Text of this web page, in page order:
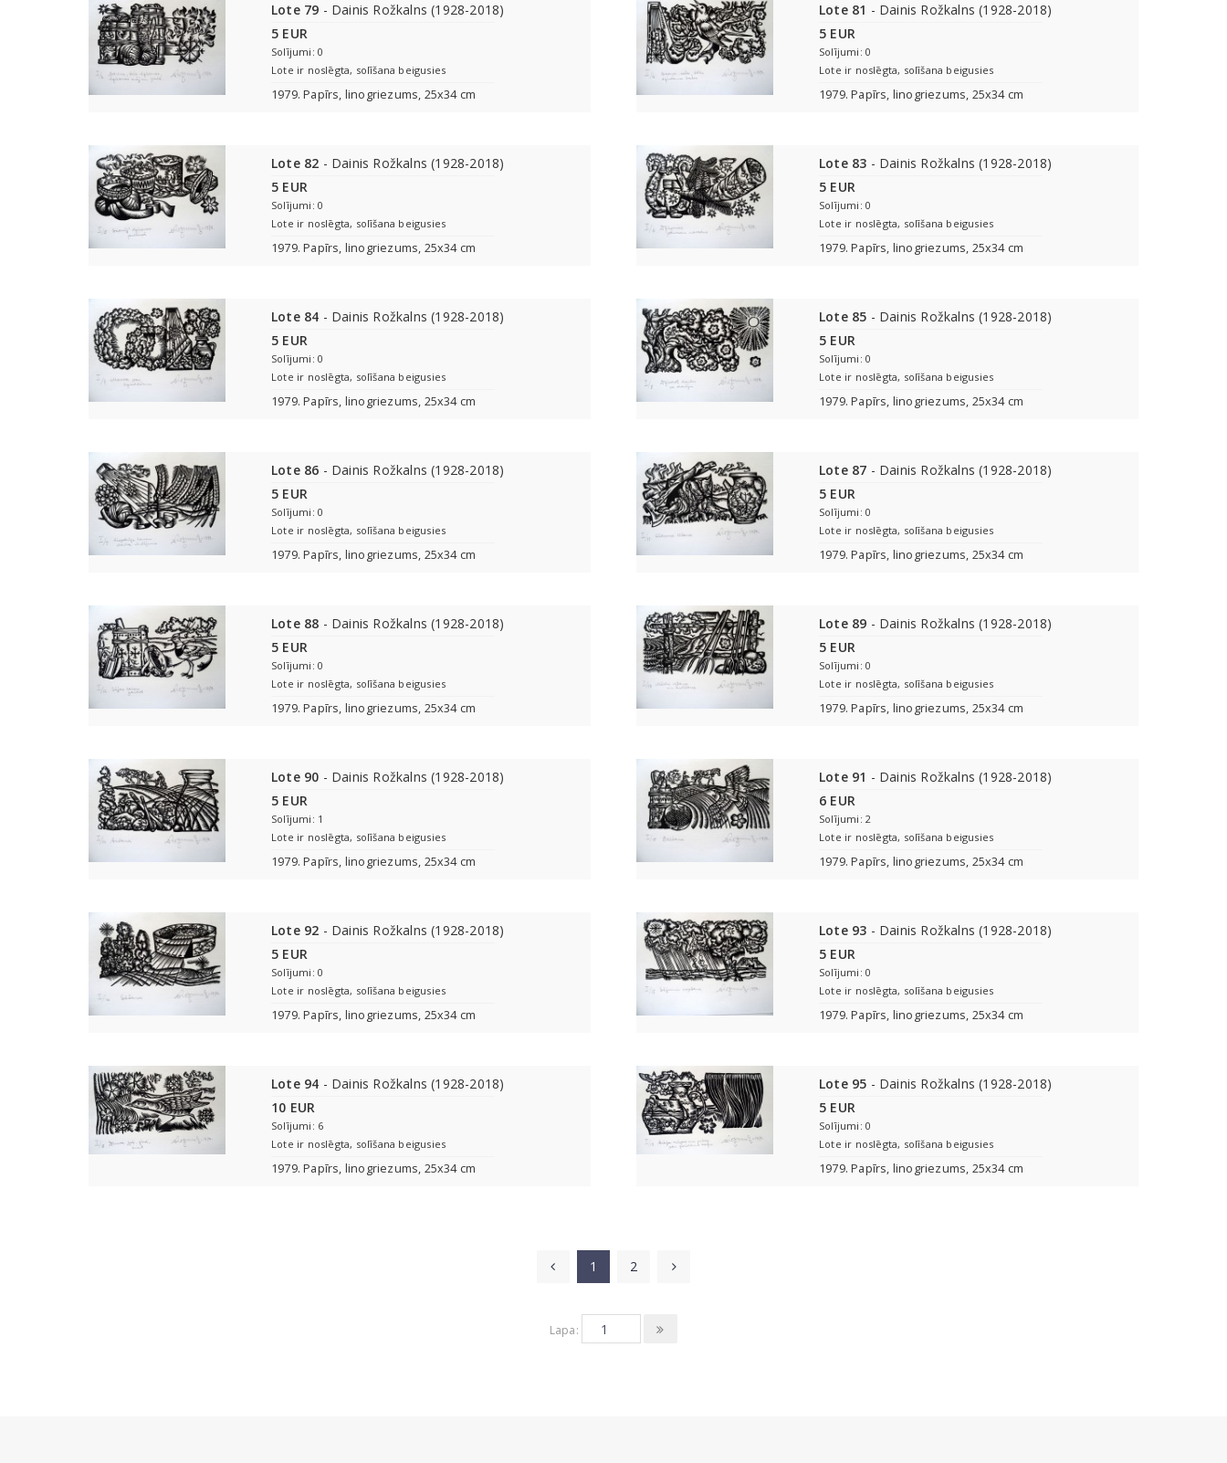
Lote 79 - Dainis Rožkalns (1928-2018)
5 EUR
Solījumi: 0
Lote ir noslēgta, solīšana beigusies
1979. Papīrs, linogriezums, 25x34 cm
Lote 81 - Dainis Rožkalns (1928-2018)
5 EUR
Solījumi: 0
Lote ir noslēgta, solīšana beigusies
1979. Papīrs, linogriezums, 25x34 cm
Lote 82 - Dainis Rožkalns (1928-2018)
5 EUR
Solījumi: 0
Lote ir noslēgta, solīšana beigusies
1979. Papīrs, linogriezums, 25x34 cm
Lote 83 - Dainis Rožkalns (1928-2018)
5 EUR
Solījumi: 0
Lote ir noslēgta, solīšana beigusies
1979. Papīrs, linogriezums, 25x34 cm
Lote 84 - Dainis Rožkalns (1928-2018)
5 EUR
Solījumi: 0
Lote ir noslēgta, solīšana beigusies
1979. Papīrs, linogriezums, 25x34 cm
Lote 85 - Dainis Rožkalns (1928-2018)
5 EUR
Solījumi: 0
Lote ir noslēgta, solīšana beigusies
1979. Papīrs, linogriezums, 25x34 cm
Lote 86 - Dainis Rožkalns (1928-2018)
5 EUR
Solījumi: 0
Lote ir noslēgta, solīšana beigusies
1979. Papīrs, linogriezums, 25x34 cm
Lote 87 - Dainis Rožkalns (1928-2018)
5 EUR
Solījumi: 0
Lote ir noslēgta, solīšana beigusies
1979. Papīrs, linogriezums, 25x34 cm
Lote 88 - Dainis Rožkalns (1928-2018)
5 EUR
Solījumi: 0
Lote ir noslēgta, solīšana beigusies
1979. Papīrs, linogriezums, 25x34 cm
Lote 89 - Dainis Rožkalns (1928-2018)
5 EUR
Solījumi: 0
Lote ir noslēgta, solīšana beigusies
1979. Papīrs, linogriezums, 25x34 cm
Lote 90 - Dainis Rožkalns (1928-2018)
5 EUR
Solījumi: 1
Lote ir noslēgta, solīšana beigusies
1979. Papīrs, linogriezums, 25x34 cm
Lote 91 - Dainis Rožkalns (1928-2018)
6 EUR
Solījumi: 2
Lote ir noslēgta, solīšana beigusies
1979. Papīrs, linogriezums, 25x34 cm
Lote 92 - Dainis Rožkalns (1928-2018)
5 EUR
Solījumi: 0
Lote ir noslēgta, solīšana beigusies
1979. Papīrs, linogriezums, 25x34 cm
Lote 93 - Dainis Rožkalns (1928-2018)
5 EUR
Solījumi: 0
Lote ir noslēgta, solīšana beigusies
1979. Papīrs, linogriezums, 25x34 cm
Lote 94 - Dainis Rožkalns (1928-2018)
10 EUR
Solījumi: 6
Lote ir noslēgta, solīšana beigusies
1979. Papīrs, linogriezums, 25x34 cm
Lote 95 - Dainis Rožkalns (1928-2018)
5 EUR
Solījumi: 0
Lote ir noslēgta, solīšana beigusies
1979. Papīrs, linogriezums, 25x34 cm
1 2
Lapa: